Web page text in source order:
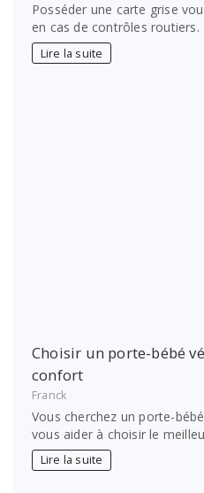
Posséder une carte grise
en cas de contrôles routiers.
Lire la suite
Choisir un porte-bébé
confort
Franck
Vous cherchez un porte-
vous aider à choisir le
Lire la suite